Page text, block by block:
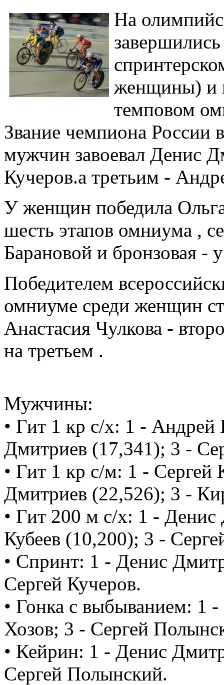
На
женщины) и
темповом
Звание чемпиона России
мужчин завоевал Денис
Кучеров.а третьим -
У женщин победила
шесть этапов омниума ,
Барановой и бронзовая -
Победителем
омниуме среди женщин
Анастасия Чулкова -
на третьем .
Мужчины:
• Гит 1 кр с/х: 1 -
Дмитриев (17,341); 3 -
• Гит 1 кр с/м: 1 -
Дмитриев (22,526); 3 -
• Гит 200 м с/х: 1 -
Кубеев (10,200); 3 -
• Спринт: 1 - Денис
Сергей Кучеров.
• Гонка с выбыванием: 1
Хозов; 3 - Сергей
• Кейрин: 1 - Денис
Сергей Полынский.